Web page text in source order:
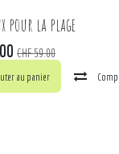
pour la plage
CHF59.00
au panier